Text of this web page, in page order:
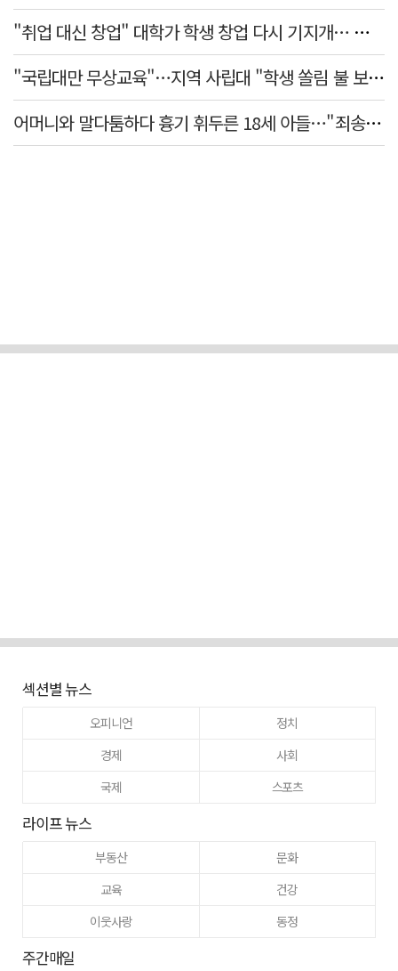
"취업 대신 창업" 대학가 학생 창업 다시 기지개… 창업자·기업·매출 동반 성장
"국립대만 무상교육"…지역 사립대 "학생 쏠림 불 보듯"
어머니와 말다툼하다 흉기 휘두른 18세 아들…"죄송하지 않나" 묻자 침묵
섹션별 뉴스
오피니언
정치
경제
사회
국제
스포츠
라이프 뉴스
부동산
문화
교육
건강
이웃사랑
동정
주간매일